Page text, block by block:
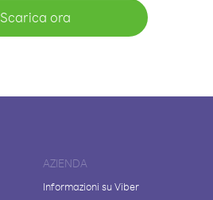
Scarica ora
AZIENDA
Informazioni su Viber